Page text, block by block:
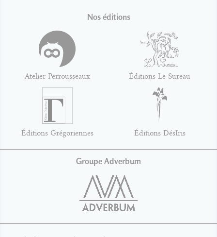
Nos éditions
Atelier Perrousseaux Éditions Le Sureau
Éditions Grégoriennes Éditions DésIris
Groupe Adverbum